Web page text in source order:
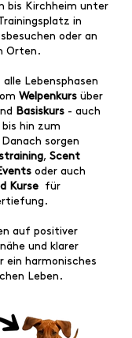
bis
Kirchheim unter
in
oder an
Orten.
Lebensphasen
Welpenkurs über
Basiskurs - auch
hin zum
Danach sorgen
, Scent
oder auch
Kurse für
auf positiver
und klarer
ein harmonisches
Leben.